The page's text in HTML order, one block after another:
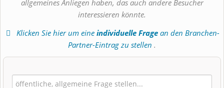
allgemeines Anliegen haben, das auch andere Besucher
interessieren könnte.
Klicken Sie hier um eine individuelle Fragean den Branchen-
Partner-Eintrag zu stellen .